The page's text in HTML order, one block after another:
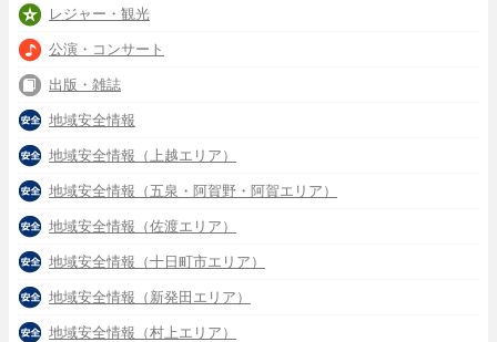
レジャー・観光
公演・コンサート
出版・雑誌
地域安全情報
地域安全情報（上越エリア）
地域安全情報（五泉・阿賀野・阿賀エリア）
地域安全情報（佐渡エリア）
地域安全情報（十日町市エリア）
地域安全情報（新発田エリア）
地域安全情報（村上エリア）